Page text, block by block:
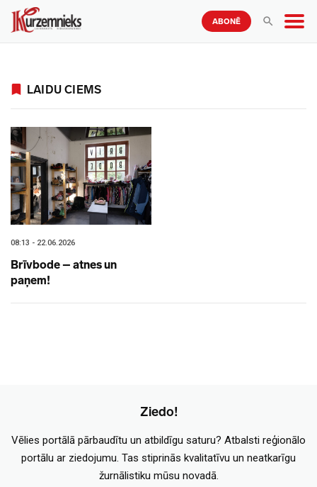
ABONĒ
LAIDU CIEMS
08:13 - 22.06.2026
Brīvbode – atnes un
paņem!
Ziedo!
Vēlies portālā pārbaudītu un atbildīgu saturu? Atbalsti reģionālo
portālu ar ziedojumu. Tas stiprinās kvalitatīvu un neatkarīgu
žurnālistiku mūsu novadā.